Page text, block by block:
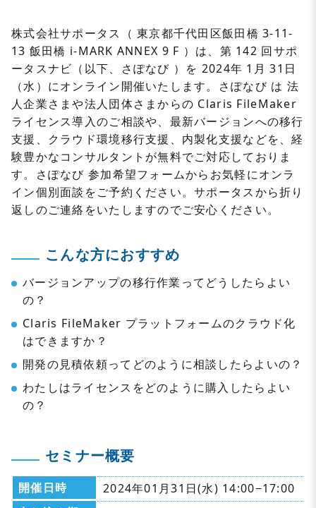
株式会社サポータス（ 東京都千代田区飯田橋 3-11-
13 飯田橋 i-MARK ANNEX 9 F ）は、第 142 回サポ
ータスナビ（以下、さぽなび ）を 2024年 1月 31日
（水）にオンライン開催いたします。さぽなび は 法
人企業さまや法人団体さまからの Claris FileMaker
ライセンス導入のご相談や、最新バージョンへの移行
支援、クラウド環境移行支援、内製化支援などを、経
験豊かなコンサルタントが無料でご対応しておりま
す。さぽなび 参加希望フォームからお気軽にオンラ
イン個別面談をご予約ください。サポータスから折り
返しのご連絡をいたしますのでご安心ください。
こんな方におすすめ
バージョンアップの移行作業ってどうしたらよい
の？
Claris FileMaker プラットフォームのクラウド化
はできますか？
開発の見積依頼ってどのように相談したらよいの？
わたしはライセンスをどのように購入したらよい
の？
セミナー概要
開催日時
2024年01月31日(水) 14:00−17:00